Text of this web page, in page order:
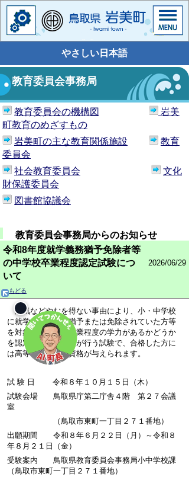
やさしい日本語
教育委員会事務局
教育委員会の機構図
岩美
町教育のめざすもの
岩美町の主な教育関係施設
教育
委員会
社会教育委員会
文化
財保護委員会
図書館協議会
教育委員会事務局からのお知らせ
令和8年度就学義務猶予免除者等
の中学校卒業程度認定試験につ
いて
2026/06/29
もどる
病気などやむを得ない事由により、小・中学校
に就学する義務を猶予または免除されていた方等
を対象に、中学校卒業程度の学力があるかどうか
を認定するために国が行う試験で、合格した方に
は高等学校の入学資格が与えられます。
試 験 日 令和８年１０月１５日（木）
試験会場 鳥取県庁第二庁舎４階 第２７会議
室
（鳥取市東町一丁目２７１番地）
出願期間 令和８年６月２２日（月）～令和８
年８月２１日（金）
受験案内 鳥取県教育委員会事務局小中学校課
（鳥取市東町一丁目２７１番地）